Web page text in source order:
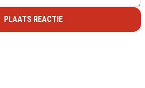
PLAATS REACTIE